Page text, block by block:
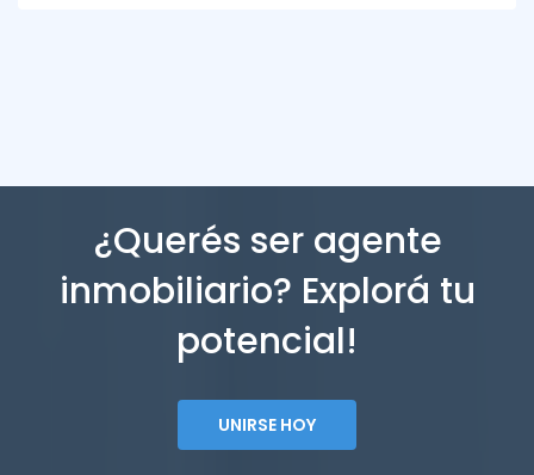
¿Querés ser agente
inmobiliario? Explorá tu
potencial!
UNIRSE HOY